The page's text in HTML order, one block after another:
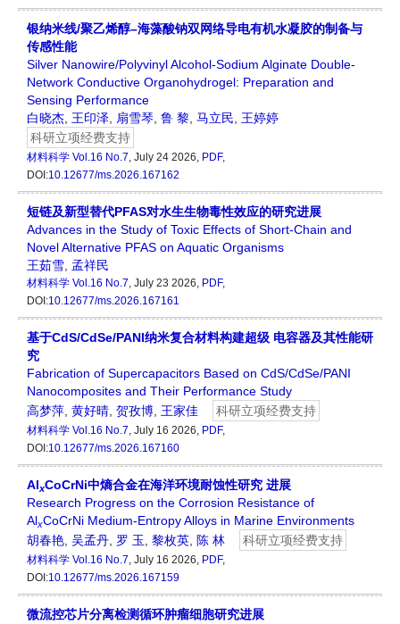
银纳米线/聚乙烯醇–海藻酸钠双网络导电有机水凝胶的制备与
传感性能
Silver Nanowire/Polyvinyl Alcohol-Sodium Alginate Double-
Network Conductive Organohydrogel: Preparation and
Sensing Performance
白晓杰 王印泽 扇雪琴 鲁 黎 马立民
王婷婷
科研立项经费支持
材料科学 Vol.16 No.7, July 24 2026, PDF,
DOI:10.12677/ms.2026.167162
短链及新型替代PFAS对水生生物毒性效应的研究进展
Advances in the Study of Toxic Effects of Short-Chain and
Novel Alternative PFAS on Aquatic Organisms
王茹雪 孟祥民
材料科学 Vol.16 No.7, July 23 2026, PDF,
DOI:10.12677/ms.2026.167161
基于CdS/CdSe/PANI纳米复合材料构建超级 电容器及其性能研
究
Fabrication of Supercapacitors Based on CdS/CdSe/PANI
Nanocomposites and Their Performance Study
高梦萍 黄好晴 贺孜博 王家佳 科研立项经费支持
材料科学 Vol.16 No.7, July 16 2026, PDF,
DOI:10.12677/ms.2026.167160
AlxCoCrNi中熵合金在海洋环境耐蚀性研究 进展
Research Progress on the Corrosion Resistance of
AlxCoCrNi Medium-Entropy Alloys in Marine Environments
胡春艳 吴孟丹 罗 玉 黎枚英 陈 林 科研立项经费支持
材料科学 Vol.16 No.7, July 16 2026, PDF,
DOI:10.12677/ms.2026.167159
微流控芯片分离检测循环肿瘤细胞研究进展